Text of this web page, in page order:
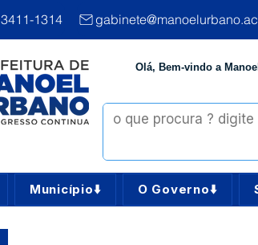
1314
Olá, Bem-vindo a
Município⬇️ O Governo⬇️